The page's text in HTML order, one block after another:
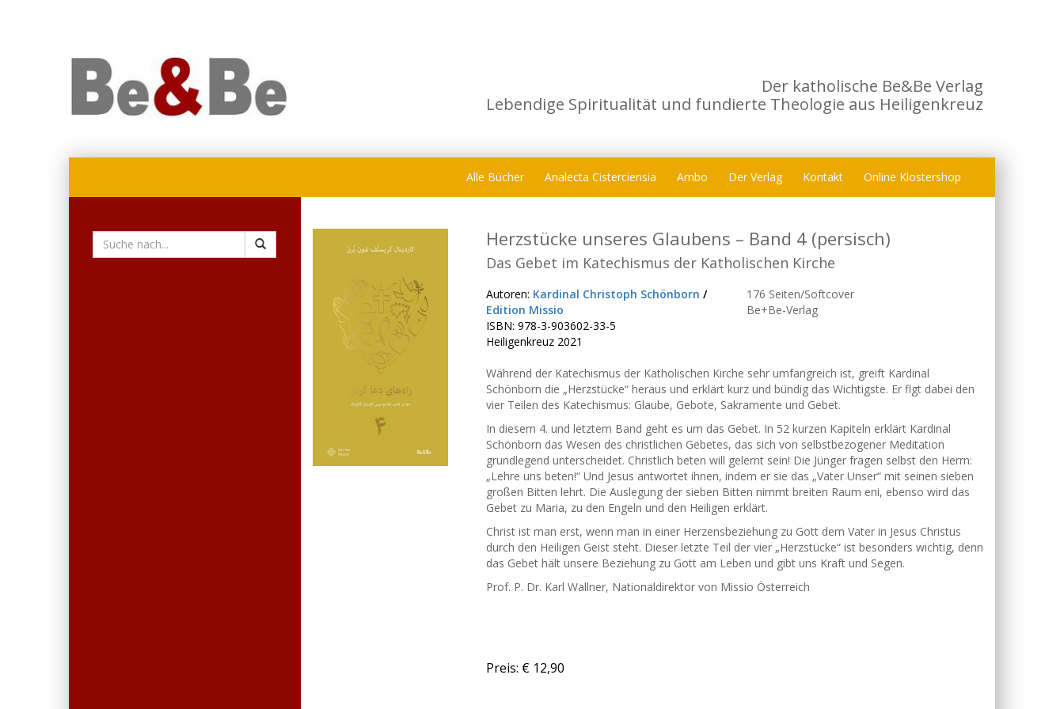
Der katholische Be&Be Verlag
Lebendige Spiritualität und fundierte Theologie aus Heiligenkreuz
Alle Bücher Analecta Cisterciensia Ambo Der Verlag Kontakt Online Klostershop
Herzstücke unseres Glaubens – Band 4 (persisch)
Das Gebet im Katechismus der Katholischen Kirche
Autoren: Kardinal Christoph Schönborn /
Edition Missio
ISBN: 978-3-903602-33-5
Heiligenkreuz 2021
176 Seiten/Softcover
Be+Be-Verlag
Während der Katechismus der Katholischen Kirche sehr umfangreich ist, greift Kardinal
Schönborn die „Herzstücke“ heraus und erklärt kurz und bündig das Wichtigste. Er flgt dabei den
vier Teilen des Katechismus: Glaube, Gebote, Sakramente und Gebet.
In diesem 4. und letztem Band geht es um das Gebet. In 52 kurzen Kapiteln erklärt Kardinal
Schönborn das Wesen des christlichen Gebetes, das sich von selbstbezogener Meditation
grundlegend unterscheidet. Christlich beten will gelernt sein! Die Jünger fragen selbst den Herrn:
„Lehre uns beten!“ Und Jesus antwortet ihnen, indem er sie das „Vater Unser“ mit seinen sieben
großen Bitten lehrt. Die Auslegung der sieben Bitten nimmt breiten Raum eni, ebenso wird das
Gebet zu Maria, zu den Engeln und den Heiligen erklärt.
Christ ist man erst, wenn man in einer Herzensbeziehung zu Gott dem Vater in Jesus Christus
durch den Heiligen Geist steht. Dieser letzte Teil der vier „Herzstücke“ ist besonders wichtig, denn
das Gebet hält unsere Beziehung zu Gott am Leben und gibt uns Kraft und Segen.
Prof. P. Dr. Karl Wallner, Nationaldirektor von Missio Österreich
Preis: € 12,90